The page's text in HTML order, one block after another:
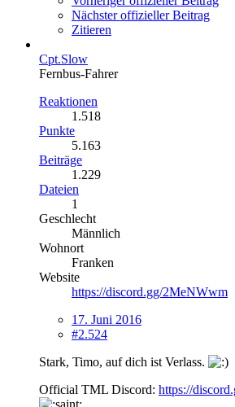
Nächster offizieller Beitrag
Zitieren
Cpt.Slow
Fernbus-Fahrer
Reaktionen
1.518
Punkte
5.163
Beiträge
1.229
Dateien
1
Geschlecht
Männlich
Wohnort
Franken
Website
https://discord.gg/2MeNWwm
17. Juni 2016
#2.524
Stark, Timo, auf dich ist Verlass.
Official TML Discord: https://